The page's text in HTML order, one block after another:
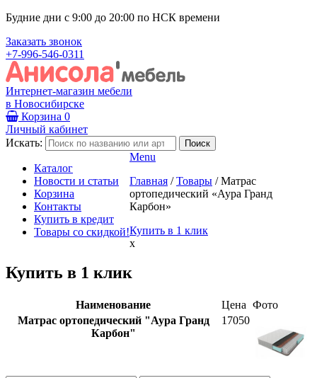
Будние дни с 9:00 до 20:00 по НСК времени
Заказать звонок
+7-996-546-0311
Интернет-магазин мебели
в Новосибирске
Корзина 0
Личный кабинет
Искать:
Каталог
Новости и статьи
Корзина
Контакты
Купить в кредит
Товары со скидкой!
Menu
Главная / Товары / Матрас
ортопедический «Аура Гранд
Карбон»
Купить в 1 клик
x
Купить в 1 клик
Наименование Цена Фото
Матрас ортопедический "Аура Гранд
Карбон"
17050